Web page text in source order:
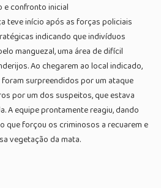
e confronto inicial
teve início após as forças policiais
indicando que indivíduos
manguezal, uma área de difícil
Ao chegarem ao local indicado,
surpreendidos por um ataque
por um dos suspeitos, que estava
A equipe prontamente reagiu, dando
que forçou os criminosos a recuarem e
vegetação da mata.